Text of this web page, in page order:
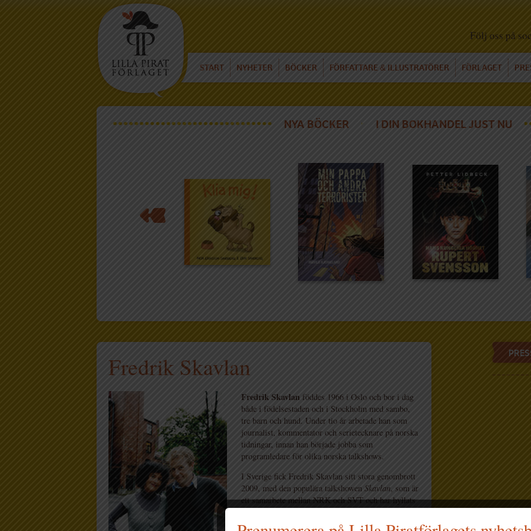
Följ oss på
START NYHETER BÖCKER FÖRFATTARE & ILLUSTRATÖRER FÖRLAGET
NYA BÖCKER I DIN BOKHANDEL JUST NU
Fredrik Skavlan
Fredrik Skavlan föddes 1966 i Oslo och bor i dag
både i födelsestaden och i Stockholm med sambo,
tre barn och hund. Under tio år arbetade han som
journalist, kommentator och serietecknare på norska
tidningar, innan han började jobba som
programledare för olika norska talkshows.
I Sverige fick Fredrik Skavlan sitt stora genombrott
2009, med den populära talkshowenSkavlan, som är
ett samarbete mellan NRK och SVT och har hyllats